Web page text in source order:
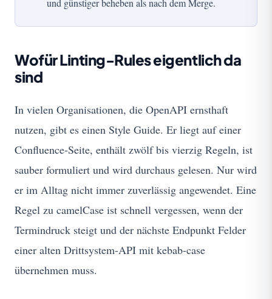
und günstiger beheben als nach dem Merge.
Wofür Linting-Rules eigentlich da
sind
In vielen Organisationen, die OpenAPI ernsthaft
nutzen, gibt es einen Style Guide. Er liegt auf einer
Confluence-Seite, enthält zwölf bis vierzig Regeln, ist
sauber formuliert und wird durchaus gelesen. Nur wird
er im Alltag nicht immer zuverlässig angewendet. Eine
Regel zu camelCase ist schnell vergessen, wenn der
Termindruck steigt und der nächste Endpunkt Felder
einer alten Drittsystem-API mit kebab-case
übernehmen muss.